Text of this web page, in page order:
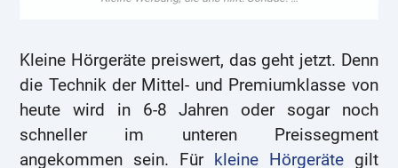
Kleine Hörgeräte preiswert, das geht jetzt. Denn
die Technik der Mittel- und Premiumklasse von
heute wird in 6-8 Jahren oder sogar noch
schneller im unteren Preissegment
angekommen sein. Für kleine Hörgerätegilt